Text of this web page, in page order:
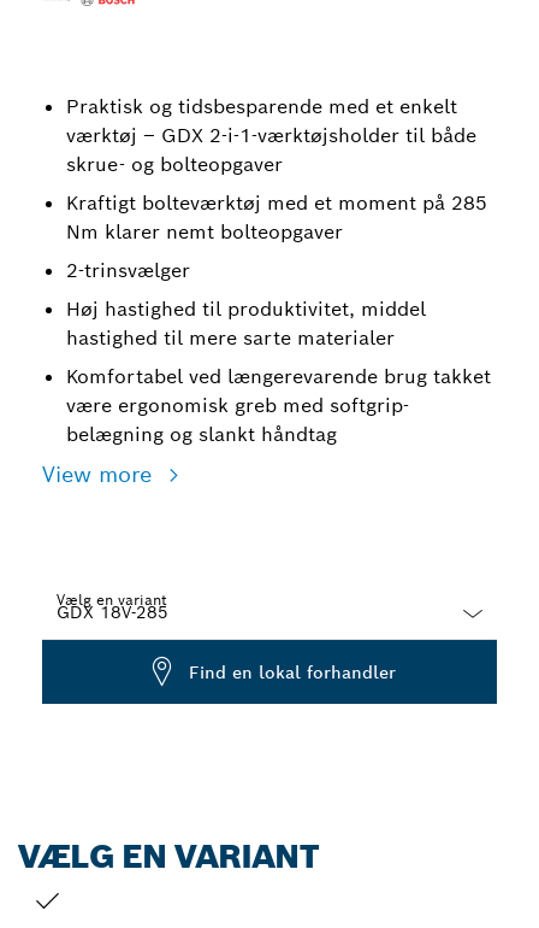
Praktisk og tidsbesparende med et enkelt
værktøj – GDX 2-i-1-værktøjsholder til både
skrue- og bolteopgaver
Kraftigt bolteværktøj med et moment på 285
Nm klarer nemt bolteopgaver
2-trinsvælger
Høj hastighed til produktivitet, middel
hastighed til mere sarte materialer
Komfortabel ved længerevarende brug takket
være ergonomisk greb med softgrip-
belægning og slankt håndtag
View more
Vælg en variant
Find en lokal forhandler
VÆLG EN VARIANT